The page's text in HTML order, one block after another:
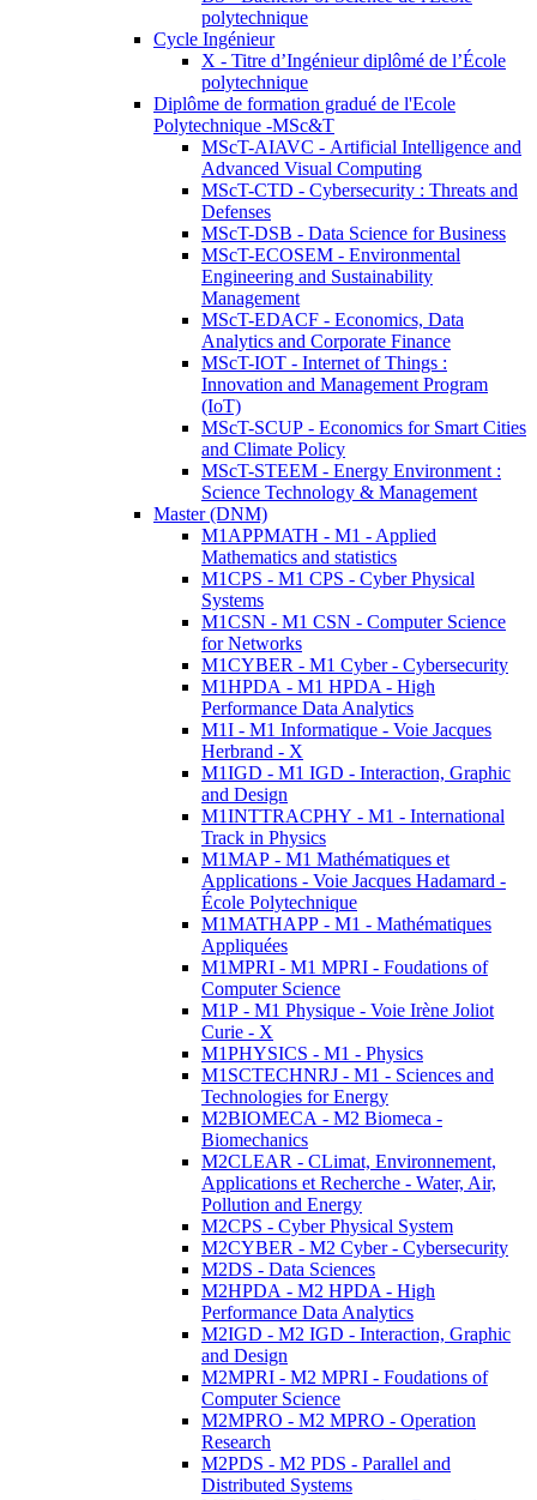
polytechnique
Cycle Ingénieur
X - Titre d’Ingénieur diplômé de l’École
polytechnique
Diplôme de formation gradué de l'Ecole
Polytechnique -MSc&T
MScT-AIAVC - Artificial Intelligence and
Advanced Visual Computing
MScT-CTD - Cybersecurity : Threats and
Defenses
MScT-DSB - Data Science for Business
MScT-ECOSEM - Environmental
Engineering and Sustainability
Management
MScT-EDACF - Economics, Data
Analytics and Corporate Finance
MScT-IOT - Internet of Things :
Innovation and Management Program
(IoT)
MScT-SCUP - Economics for Smart Cities
and Climate Policy
MScT-STEEM - Energy Environment :
Science Technology & Management
Master (DNM)
M1APPMATH - M1 - Applied
Mathematics and statistics
M1CPS - M1 CPS - Cyber Physical
Systems
M1CSN - M1 CSN - Computer Science
for Networks
M1CYBER - M1 Cyber - Cybersecurity
M1HPDA - M1 HPDA - High
Performance Data Analytics
M1I - M1 Informatique - Voie Jacques
Herbrand - X
M1IGD - M1 IGD - Interaction, Graphic
and Design
M1INTTRACPHY - M1 - International
Track in Physics
M1MAP - M1 Mathématiques et
Applications - Voie Jacques Hadamard -
École Polytechnique
M1MATHAPP - M1 - Mathématiques
Appliquées
M1MPRI - M1 MPRI - Foudations of
Computer Science
M1P - M1 Physique - Voie Irène Joliot
Curie - X
M1PHYSICS - M1 - Physics
M1SCTECHNRJ - M1 - Sciences and
Technologies for Energy
M2BIOMECA - M2 Biomeca -
Biomechanics
M2CLEAR - CLimat, Environnement,
Applications et Recherche - Water, Air,
Pollution and Energy
M2CPS - Cyber Physical System
M2CYBER - M2 Cyber - Cybersecurity
M2DS - Data Sciences
M2HPDA - M2 HPDA - High
Performance Data Analytics
M2IGD - M2 IGD - Interaction, Graphic
and Design
M2MPRI - M2 MPRI - Foudations of
Computer Science
M2MPRO - M2 MPRO - Operation
Research
M2PDS - M2 PDS - Parallel and
Distributed Systems